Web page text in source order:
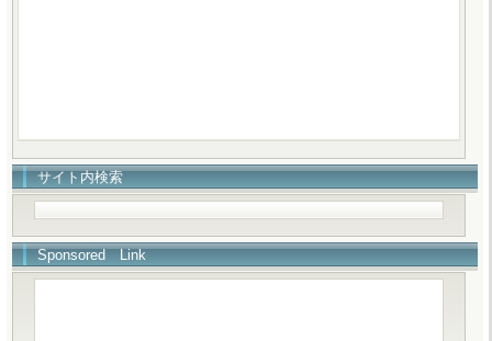
サイト内検索
Sponsored Link